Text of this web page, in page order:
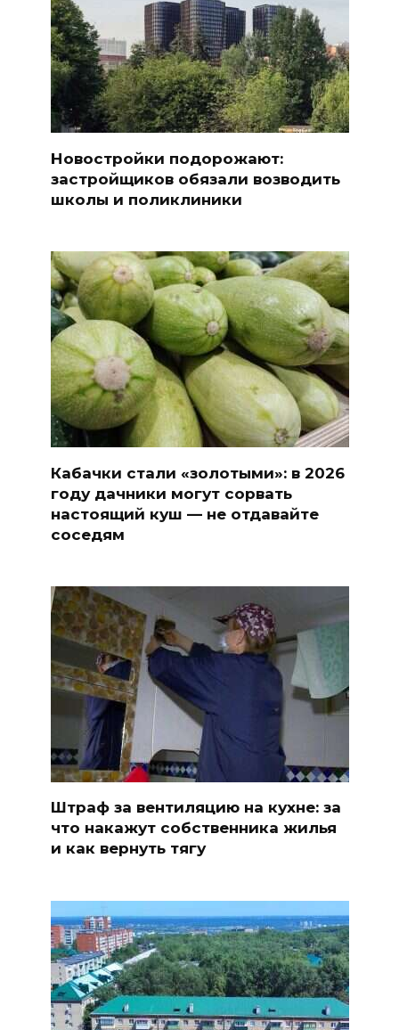
Новостройки подорожают:
застройщиков обязали возводить
школы и поликлиники
Кабачки стали «золотыми»: в 2026
году дачники могут сорвать
настоящий куш — не отдавайте
соседям
Штраф за вентиляцию на кухне: за
что накажут собственника жилья
и как вернуть тягу